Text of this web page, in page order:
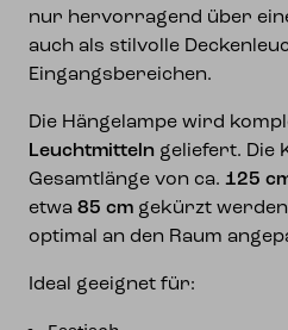
nur hervorragend über
auch als stilvolle
Eingangsbereichen.
Die Hängelampe wird
Leuchtmitteln geliefert. Die
Gesamtlänge von ca. 125
etwa 85 cm gekürzt
optimal an den Raum
Ideal geeignet für: